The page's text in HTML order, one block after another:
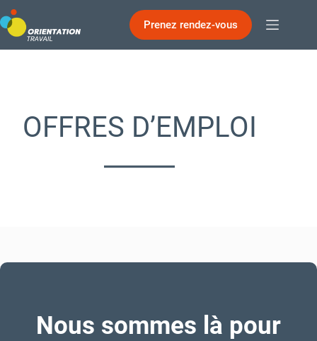
Passer
au
contenu
Prenez rendez-vous
OFFRES D’EMPLOI
Nous sommes là pour